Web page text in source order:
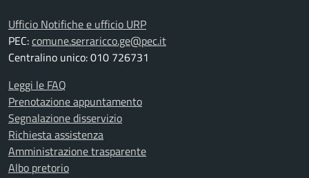
Ufficio Notifiche e ufficio URP
PEC:comune.serraricco.ge@pec.it
Centralino unico: 010 726731
Leggi le FAQ
Prenotazione appuntamento
Segnalazione disservizio
Richiesta assistenza
Amministrazione trasparente
Albo pretorio